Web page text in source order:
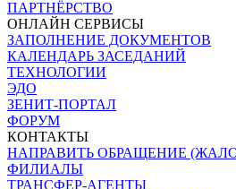
ПАРТНЁРСТВО
ОНЛАЙН СЕРВИСЫ
ЗАПОЛНЕНИЕ ДОКУМЕНТОВ
КАЛЕНДАРЬ ЗАСЕДАНИЙ
ТЕХНОЛОГИИ
ЭДО
ЗЕНИТ-ПОРТАЛ
ФОРУМ
КОНТАКТЫ
НАПРАВИТЬ ОБРАЩЕНИЕ
ФИЛИАЛЫ
ТРАНСФЕР-АГЕНТЫ